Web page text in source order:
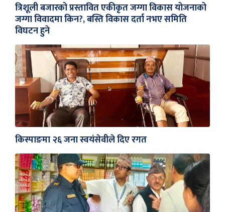
त्रिशूली बजारको प्रस्तावित एकीकृत जग्गा विकास योजनाको
जग्गा विवादमा किन?, बस्ति विकास दर्ता नभए समिति
विघटन हुने
किस्पाङमा २६ जना स्वयंसेवीले दिए रगत